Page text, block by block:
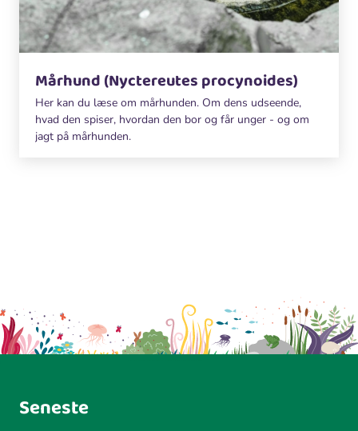
Mårhund (Nyctereutes procynoides)
Her kan du læse om mårhunden. Om dens udseende,
hvad den spiser, hvordan den bor og får unger - og om
jagt på mårhunden.
Seneste